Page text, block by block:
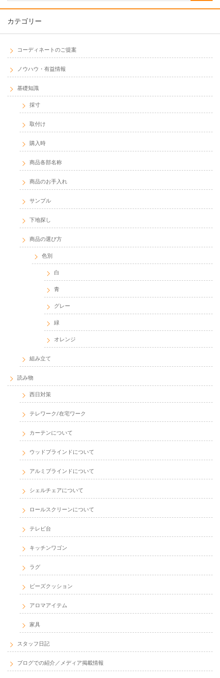
カテゴリー
コーディネートのご提案
ノウハウ・有益情報
基礎知識
採寸
取付け
購入時
商品各部名称
商品のお手入れ
サンプル
下地探し
商品の選び方
色別
白
青
グレー
緑
オレンジ
組み立て
読み物
西日対策
テレワーク/在宅ワーク
カーテンについて
ウッドブラインドについて
アルミブラインドについて
シェルチェアについて
ロールスクリーンについて
テレビ台
キッチンワゴン
ラグ
ビーズクッション
アロマアイテム
家具
スタッフ日記
ブログでの紹介／メディア掲載情報